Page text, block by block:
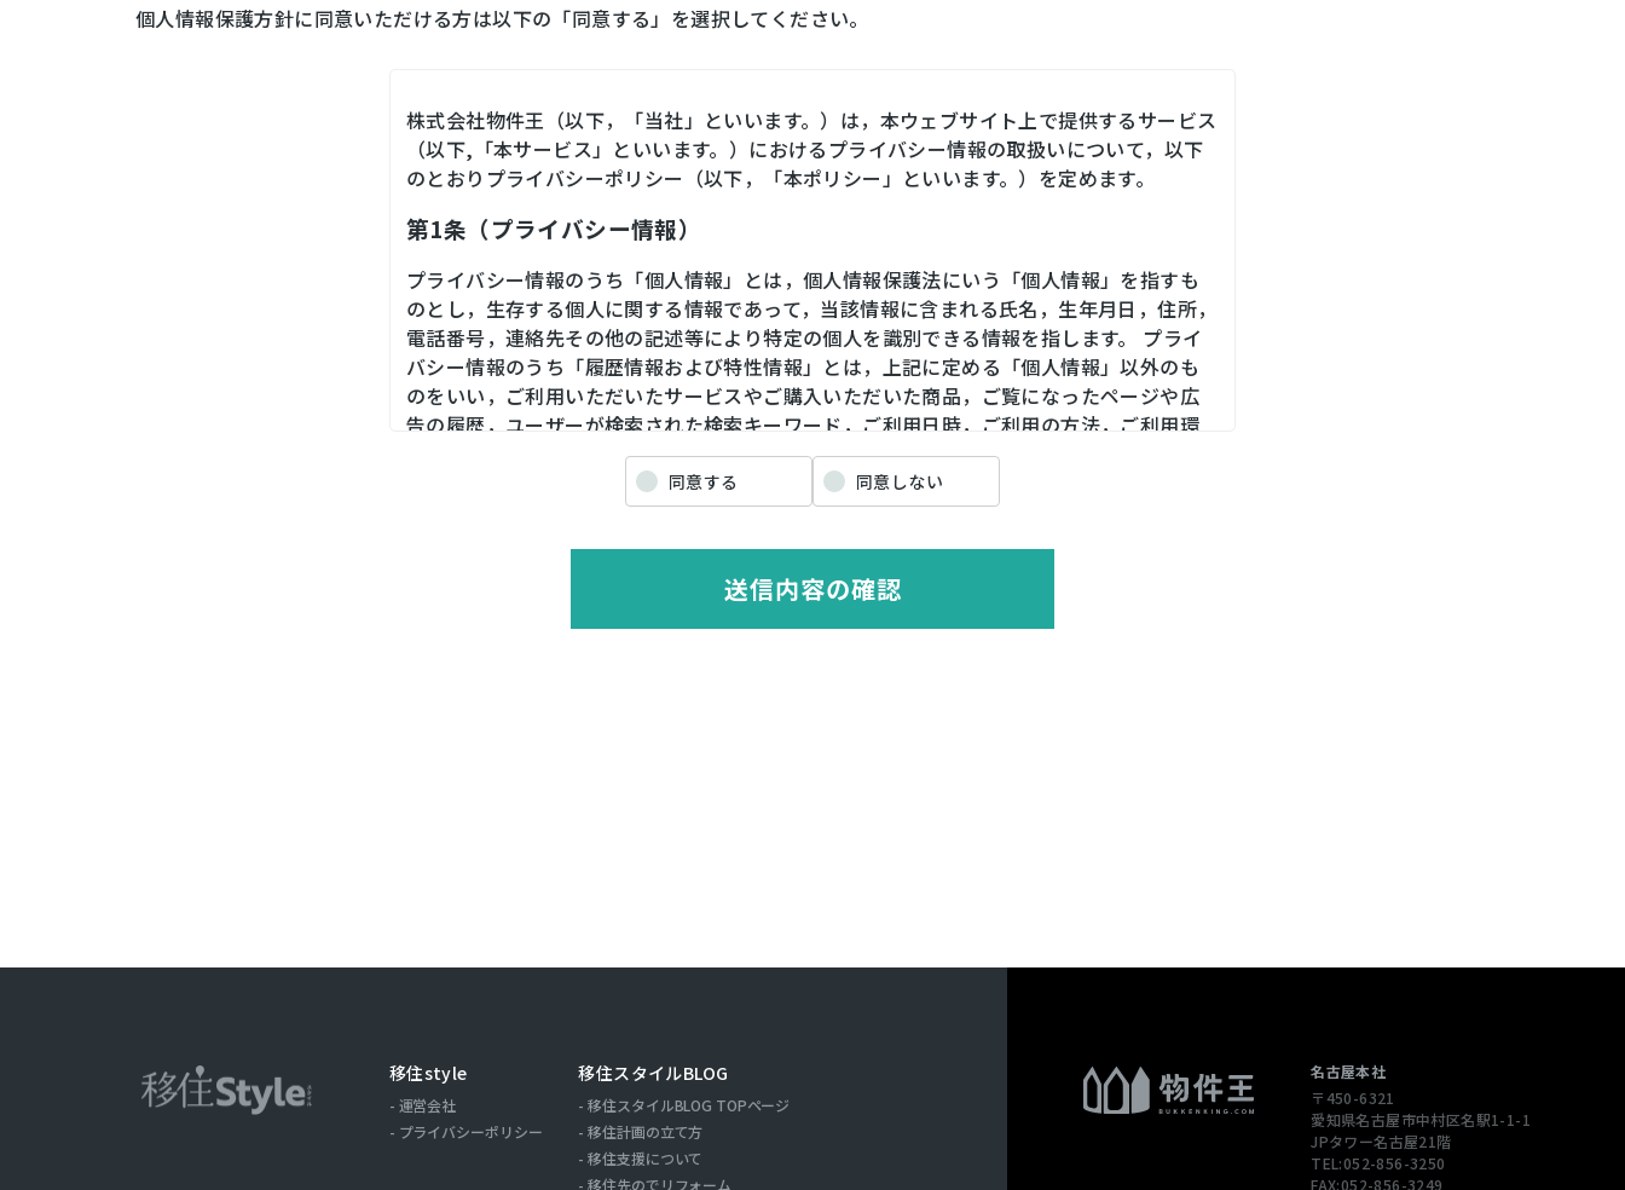
個人情報保護方針に同意いただける方は以下の「同意する」を選択してください。
株式会社物件王（以下，「当社」といいます。）は，本ウェブサイト上で提供するサービス
（以下,「本サービス」といいます。）におけるプライバシー情報の取扱いについて，以下
のとおりプライバシーポリシー（以下，「本ポリシー」といいます。）を定めます。
第1条（プライバシー情報）
プライバシー情報のうち「個人情報」とは，個人情報保護法にいう「個人情報」を指すも
のとし，生存する個人に関する情報であって，当該情報に含まれる氏名，生年月日，住所，
電話番号，連絡先その他の記述等により特定の個人を識別できる情報を指します。 プライ
バシー情報のうち「履歴情報および特性情報」とは，上記に定める「個人情報」以外のも
のをいい，ご利用いただいたサービスやご購入いただいた商品，ご覧になったページや広
告の履歴，ユーザーが検索された検索キーワード，ご利用日時，ご利用の方法，ご利用環
境，郵便番号や性別，職業，年齢，ユーザーのIPアドレス，クッキー情報，位置情報，端
末の個体識別情報などを指します。
第２条（プライバシー情報の収集方法）
当社は，ユーザーが利用登録をする際に氏名，生年月日，住所，電話番号，メールアドレ
ス，銀行口座番号，クレジットカード番号，運転免許証番号などの個人情報をお尋ねする
氏名，住所，連絡先，支払方法などの登録情報，利用されたサービスや購入された商品，
およびそれらの代金などに関する情報を表示する目的
（2）ユーザーにお知らせや連絡をするためにメールアドレスを利用する場合やユーザーに
商品を送付したり必要に応じて連絡したりするため，氏名や住所などの連絡先情報を利用す
同意する 同意しない
送信内容の確認
移住style
運営会社
プライバシーポリシー
移住スタイルBLOG
移住スタイルBLOG TOPページ
移住計画の立て方
移住支援について
移住先のでリフォーム
名古屋本社
〒450-6321
愛知県名古屋市中村区名駅1-1-1
JPタワー名古屋21階
TEL:052-856-3250
FAX:052-856-3249